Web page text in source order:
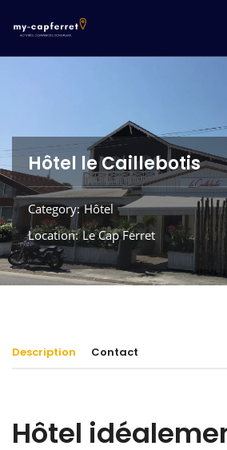
Hôtel le Caillebotis
Category Hôtel
Location Le Cap Ferret
Description Contact
Hôtel